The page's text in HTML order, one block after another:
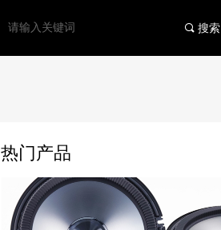
끠 搜索
热门产品